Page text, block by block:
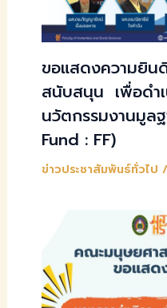
ขอแสดงความยิน
สนับสนุน เพื่อดำเ
นวัตกรรมงานมูล
Fund : FF)
ข่าวประชาสัมพันธ์ทั่วไป